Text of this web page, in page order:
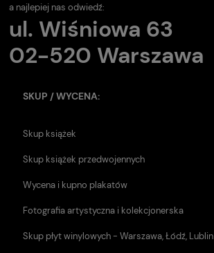
a najlepiej nas odwiedź:
ul. Wiśniowa 63
02-520 Warszawa
SKUP / WYCENA:
Skup książek
Skup książek przedwojennych
Wycena i kupno plakatów
Fotografia artystyczna i kolekcjonerska
Skup płyt winylowych - Warszawa, Łódź, Lublin